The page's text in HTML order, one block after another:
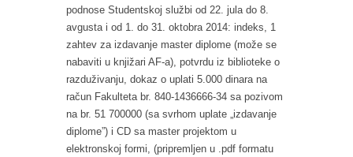
podnose Studentskoj službi od 22. jula do 8.
avgusta i od 1. do 31. oktobra 2014: indeks, 1
zahtev za izdavanje master diplome (može se
nabaviti u knjižari AF‐a), potvrdu iz biblioteke o
razduživanju, dokaz o uplati 5.000 dinara na
račun Fakulteta br. 840‐1436666‐34 sa pozivom
na br. 51 700000 (sa svrhom uplate „izdavanje
diplome”) i CD sa master projektom u
elektronskoj formi, (pripremljen u .pdf formatu